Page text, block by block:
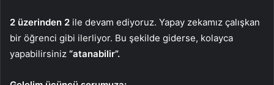
2 üzerinden 2 ile devam ediyoruz. Yapay zekamız çalışkan
bir öğrenci gibi ilerliyor. Bu şekilde giderse, kolayca
yapabilirsiniz “atanabilir”.